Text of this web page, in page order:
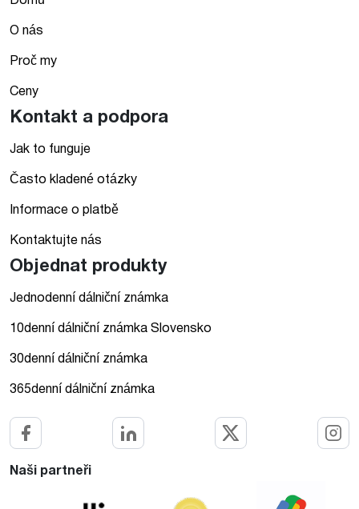
O nás
Proč my
Ceny
Kontakt a podpora
Jak to funguje
Často kladené otázky
Informace o platbě
Kontaktujte nás
Objednat produkty
Jednodenní dálniční známka
10denní dálniční známka Slovensko
30denní dálniční známka
365denní dálniční známka
Naši partneři